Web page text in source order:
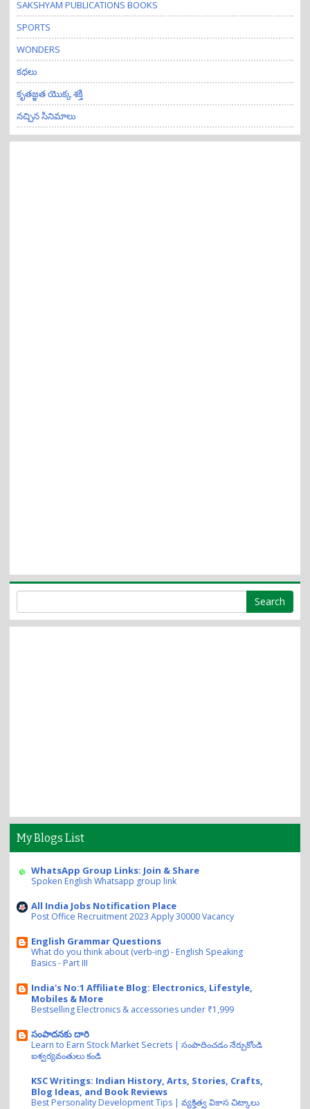
SAKSHYAM PUBLICATIONS BOOKS
SPORTS
WONDERS
కధలు
కృతజ్ఞత యొక్క శక్తి
నచ్చిన సినిమాలు
My Blogs List
WhatsApp Group Links: Join & Share
Spoken English Whatsapp group link
All India Jobs Notification Place
Post Office Recruitment 2023 Apply 30000 Vacancy
English Grammar Questions
What do you think about (verb-ing) - English Speaking
Basics - Part III
India's No:1 Affiliate Blog: Electronics, Lifestyle,
Mobiles & More
Bestselling Electronics & accessories under ₹1,999
సంపాదనకు దారి
Learn to Earn Stock Market Secrets | సంపాదించడం నేర్చుకోండి
ఐశ్వర్యవంతులు కండి
KSC Writings: Indian History, Arts, Stories, Crafts,
Blog Ideas, and Book Reviews
Best Personality Development Tips | వ్యక్తిత్వ వికాస చిట్కాలు